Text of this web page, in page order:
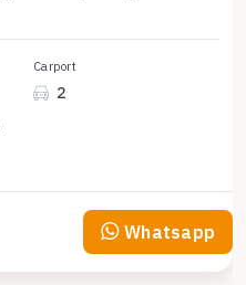
Carport
2
Whatsapp